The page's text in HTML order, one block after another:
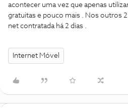
acontecer uma vez que apenas
gratuitas e pouco mais . Nos outros
net contratada há 2 dias .
Internet Móvel